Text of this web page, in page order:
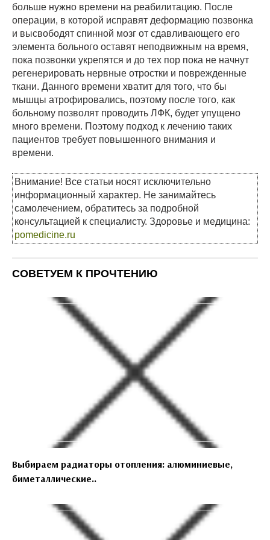
больше нужно времени на реабилитацию. После
операции, в которой исправят деформацию позвонка
и высвободят спинной мозг от сдавливающего его
элемента больного оставят неподвижным на время,
пока позвонки укрепятся и до тех пор пока не начнут
регенерировать нервные отростки и поврежденные
ткани. Данного времени хватит для того, что бы
мышцы атрофировались, поэтому после того, как
больному позволят проводить ЛФК, будет упущено
много времени. Поэтому подход к лечению таких
пациентов требует повышенного внимания и
времени.
Внимание! Все статьи носят исключительно
информационный характер. Не занимайтесь
самолечением, обратитесь за подробной
консультацией к специалисту. Здоровье и медицина:
pomedicine.ru
СОВЕТУЕМ К ПРОЧТЕНИЮ
Выбираем радиаторы отопления: алюминиевые,
биметаллические..